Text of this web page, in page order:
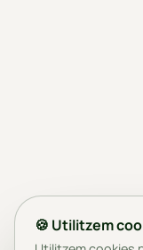
🍪 Utilitzem